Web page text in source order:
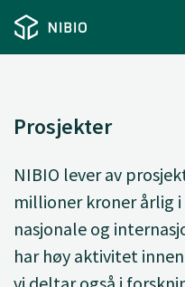
Prosjekter
NIBIO lever av
millioner kroner årlig
nasjonale og
har høy aktivitet